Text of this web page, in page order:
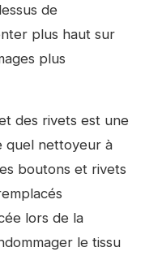
de
plus haut sur
plus
des rivets est une
quel nettoyeur à
boutons et rivets
lors de la
le tissu